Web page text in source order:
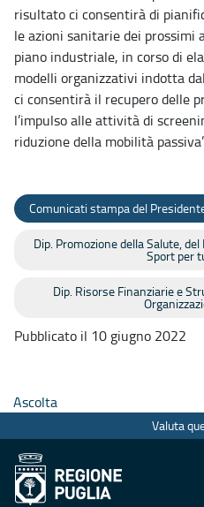
risultato ci consentirà di
le azioni sanitarie dei prossimi
piano industriale, in corso di
modelli organizzativi indotta
ci consentirà il recupero delle
l’impulso alle attività di
riduzione della mobilità
Comunicati stampa del
Dip. Promozione della Salute,
Sport per
Dip. Risorse Finanziarie e
Pubblicato il 10 giugno 2022
Ascolta
Valuta